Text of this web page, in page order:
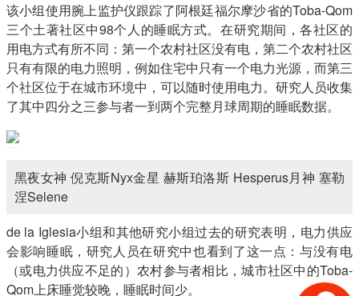
该小组使用腕上监护仪跟踪了阿根廷福尔摩沙省的Toba-Qom
三个土著社区中98个人的睡眠方式。在研究期间，各社区的
用电方式有所不同：第一个农村社区没有电，第二个农村社区
只有有限的电力照明，例如住宅中只有一个电力光源，而第三
个社区位于在城市环境中，可以随时使用电力。研究人员收集
了其中四分之三参与者一到两个完整月球周期的睡眠数据。
黑夜女神 倪克斯Nyx金星 赫斯珀洛斯 Hesperus月神 塞勒
涅Selene
de la Iglesia小组和其他研究小组过去的研究表明，电力供应
会影响睡眠，研究人员在研究中也看到了这一点：与没有电
（或电力供应不足的）农村参与者相比，城市社区中的Toba-
Qom上床睡觉较晚，睡眠时间少。